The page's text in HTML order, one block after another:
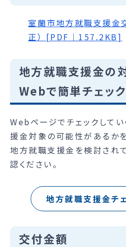
室蘭市地方就職支援金
正） [PDF｜157.2KB]
地方就職支援金の
Webで簡単チェック
Webページでチェックして
援金対象の可能性があるか
地方就職支援金を検討され
認ください。
地方就職支援金チ
交付金額